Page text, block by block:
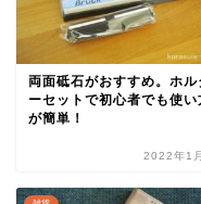
両面砥石がおすすめ。ホル
ーセットで初心者でも使い
が簡単！
2022年1